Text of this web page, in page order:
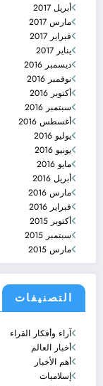
أبريل 2017
مارس 2017
فبراير 2017
يناير 2017
ديسمبر 2016
نوفمبر 2016
أكتوبر 2016
سبتمبر 2016
أغسطس 2016
يوليو 2016
يونيو 2016
مايو 2016
أبريل 2016
مارس 2016
فبراير 2016
أكتوبر 2015
سبتمبر 2015
مارس 2015
التصنيفات
آراء وأفكار القراء
أخبار العالم
أهم الأخبار
إسلاميات